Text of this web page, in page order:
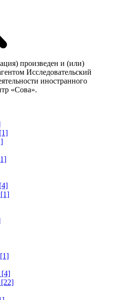
произведен и (или)
Исследовательский
иностранного
«Сова».
[4]
[22]